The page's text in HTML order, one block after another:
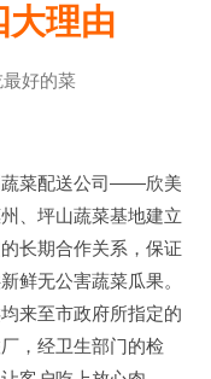
大理由
好的菜
蔬菜配送公司——欣美
、坪山蔬菜基地建立
长期合作关系，保证
鲜无公害蔬菜瓜果。
来至市政府所指定的
，经卫生部门的检